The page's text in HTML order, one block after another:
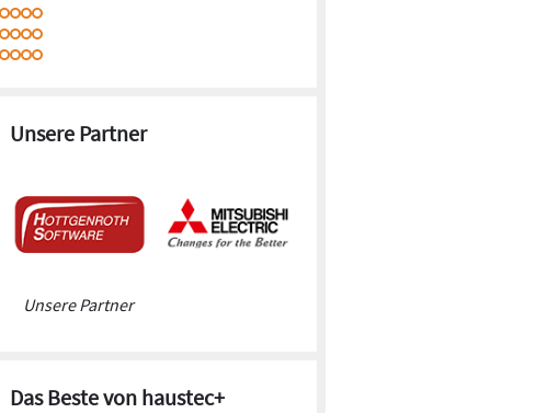
Unsere Partner
Unsere Partner
Das Beste von haustec+